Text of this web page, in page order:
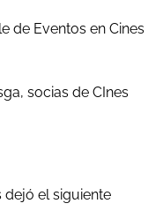
de Eventos en Cines
socias de CInes
dejó el siguiente